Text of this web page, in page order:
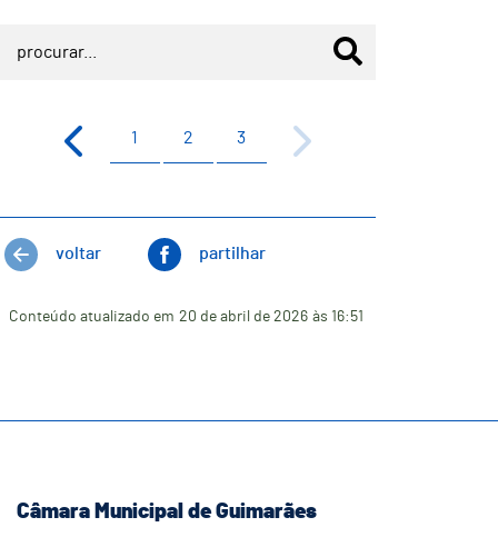
1 2 3
voltar partilhar
Conteúdo atualizado em 20 de abril de 2026 às 16:51
Câmara Municipal de Guimarães